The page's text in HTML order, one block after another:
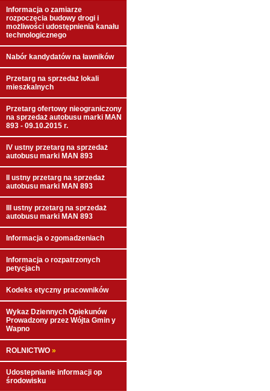
Informacja o zamiarze
rozpoczęcia budowy drogi i
możliwości udostępnienia kanału
technologicznego
Nabór kandydatów na ławników
Przetarg na sprzedaż lokali
mieszkalnych
Przetarg ofertowy nieograniczony
na sprzedaż autobusu marki MAN
893 - 09.10.2015 r.
IV ustny przetarg na sprzedaż
autobusu marki MAN 893
II ustny przetarg na sprzedaż
autobusu marki MAN 893
III ustny przetarg na sprzedaż
autobusu marki MAN 893
Informacja o zgomadzeniach
Informacja o rozpatrzonych
petycjach
Kodeks etyczny pracowników
Wykaz Dziennych Opiekunów
Prowadzony przez Wójta Gmin y
Wapno
ROLNICTWO »
Udostepnianie informacji op
środowisku